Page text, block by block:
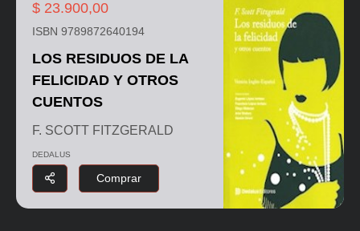
$ 23.900,00
ISBN 9789872640194
LOS RESIDUOS DE LA
FELICIDAD Y OTROS
CUENTOS
F. SCOTT FITZGERALD
DEDALUS
Comprar